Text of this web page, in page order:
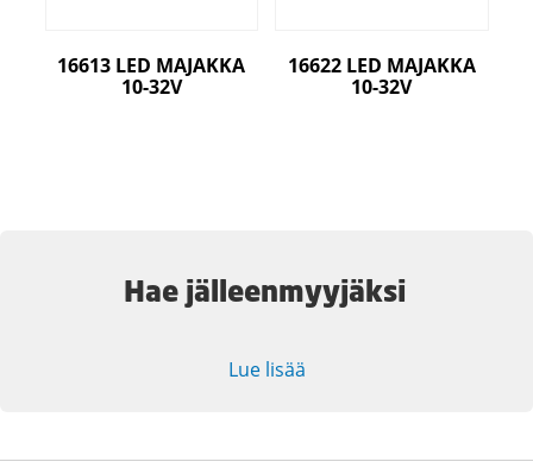
16613 LED MAJAKKA
10-32V
16622 LED MAJAKKA
10-32V
Hae jälleenmyyjäksi
Lue lisää